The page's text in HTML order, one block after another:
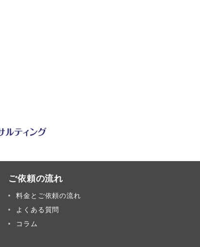
ご依頼の流れ
料金とご依頼の流れ
よくある質問
コラム